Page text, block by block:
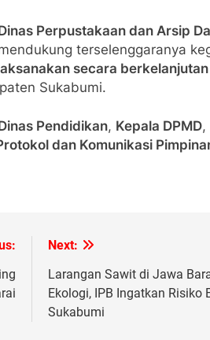
Perpustakaan dan Arsip
terselenggaranya
secara berkelanjutan
Sukabumi.
Pendidikan, Kepala DPMD,
dan Komunikasi
Next:
Larangan Sawit di Jawa
Ekologi, IPB Ingatkan Risiko
Sukabumi